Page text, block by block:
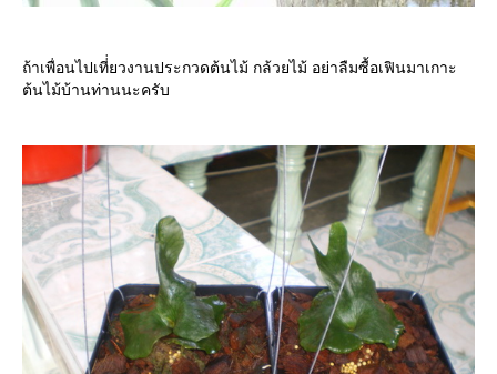
ถ้าเพื่อนไปเที่่ยวงานประกวดต้นไม้ กล้วยไม้ อย่าลืมซื้อเฟินมาเกาะ
ต้นไม้บ้านท่านนะครับ